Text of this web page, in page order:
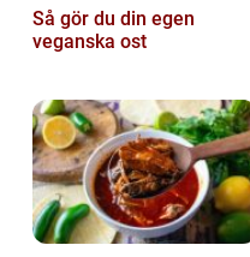
Så gör du din egen
veganska ost